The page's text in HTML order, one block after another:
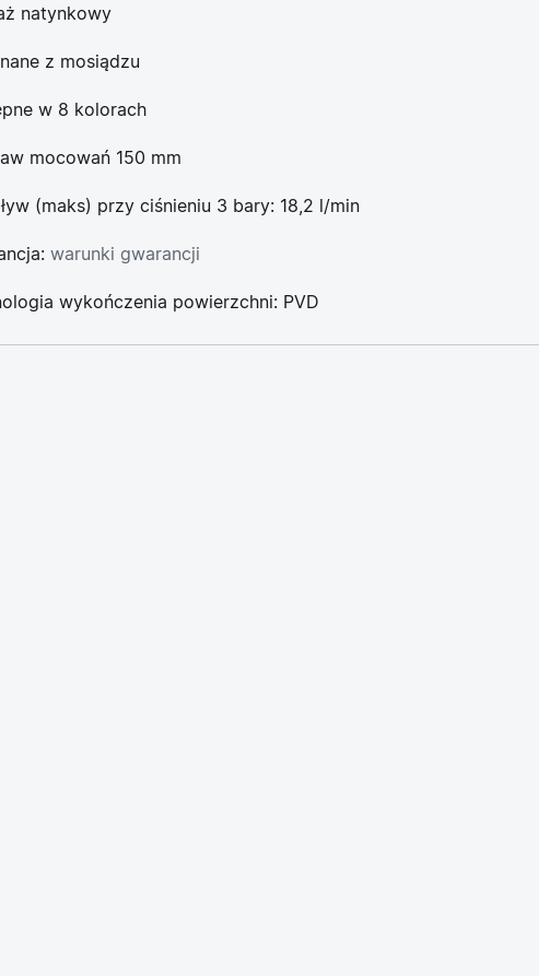
natynkowy
z mosiądzu
w 8 kolorach
mocowań 150 mm
(maks) przy ciśnieniu 3 bary: 18,2 l/min
warunki gwarancji
wykończenia powierzchni: PVD